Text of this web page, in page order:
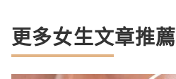
更多女生文章推薦